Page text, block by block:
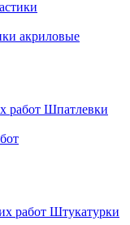
акриловые
Шпатлевки
Штукатурки